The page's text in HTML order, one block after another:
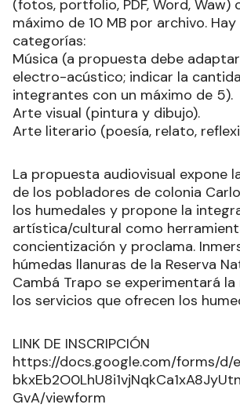
(fotos, portfolio, PDF, Word, Waw)
máximo de 10 MB por archivo.
categorías:
Música (a propuesta debe
electro-acústico; indicar la
integrantes con un máximo de 5).
Arte visual (pintura y dibujo).
Arte literario (poesía, relato,
La propuesta audiovisual expone
de los pobladores de colonia
los humedales y propone la
artística/cultural como
concientización y proclama.
húmedas llanuras de la Reserva
Cambá Trapo se experimentará la
los servicios que ofrecen los
LINK DE INSCRIPCIÓN
https://docs.google.com/forms/d/
GvA/viewform